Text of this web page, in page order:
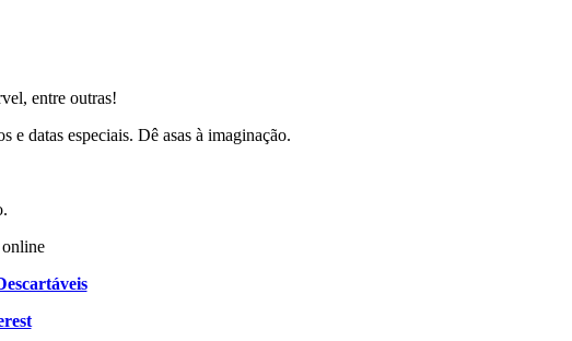
entre outras!
e datas especiais. Dê asas à imaginação.